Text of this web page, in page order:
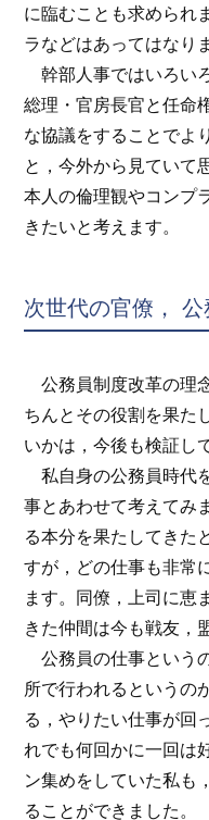
に臨むことも求められ
ラなどはあってはなり
幹部人事ではいろい
総理・官房長官と任命
な協議をすることでよ
と，今外から見ていて
本人の倫理観やコンプ
きたいと考えます。
次世代の官僚，
公務員制度改革の理
ちんとその役割を果た
いかは，今後も検証し
私自身の公務員時代
事とあわせて考えてみ
る本分を果たしてきた
すが，どの仕事も非常
ます。同僚，上司に恵
きた仲間は今も戦友，
公務員の仕事という
所で行われるというの
る，やりたい仕事が回
れでも何回かに一回は
ン集めをしていた私も
ることができました。